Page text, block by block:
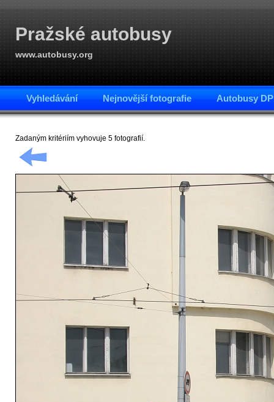
Pražské autobusy
www.autobusy.org
Vyhledávání Nejnovější fotografie Autobusy
Zadaným kritériím vyhovuje 5 fotografií.